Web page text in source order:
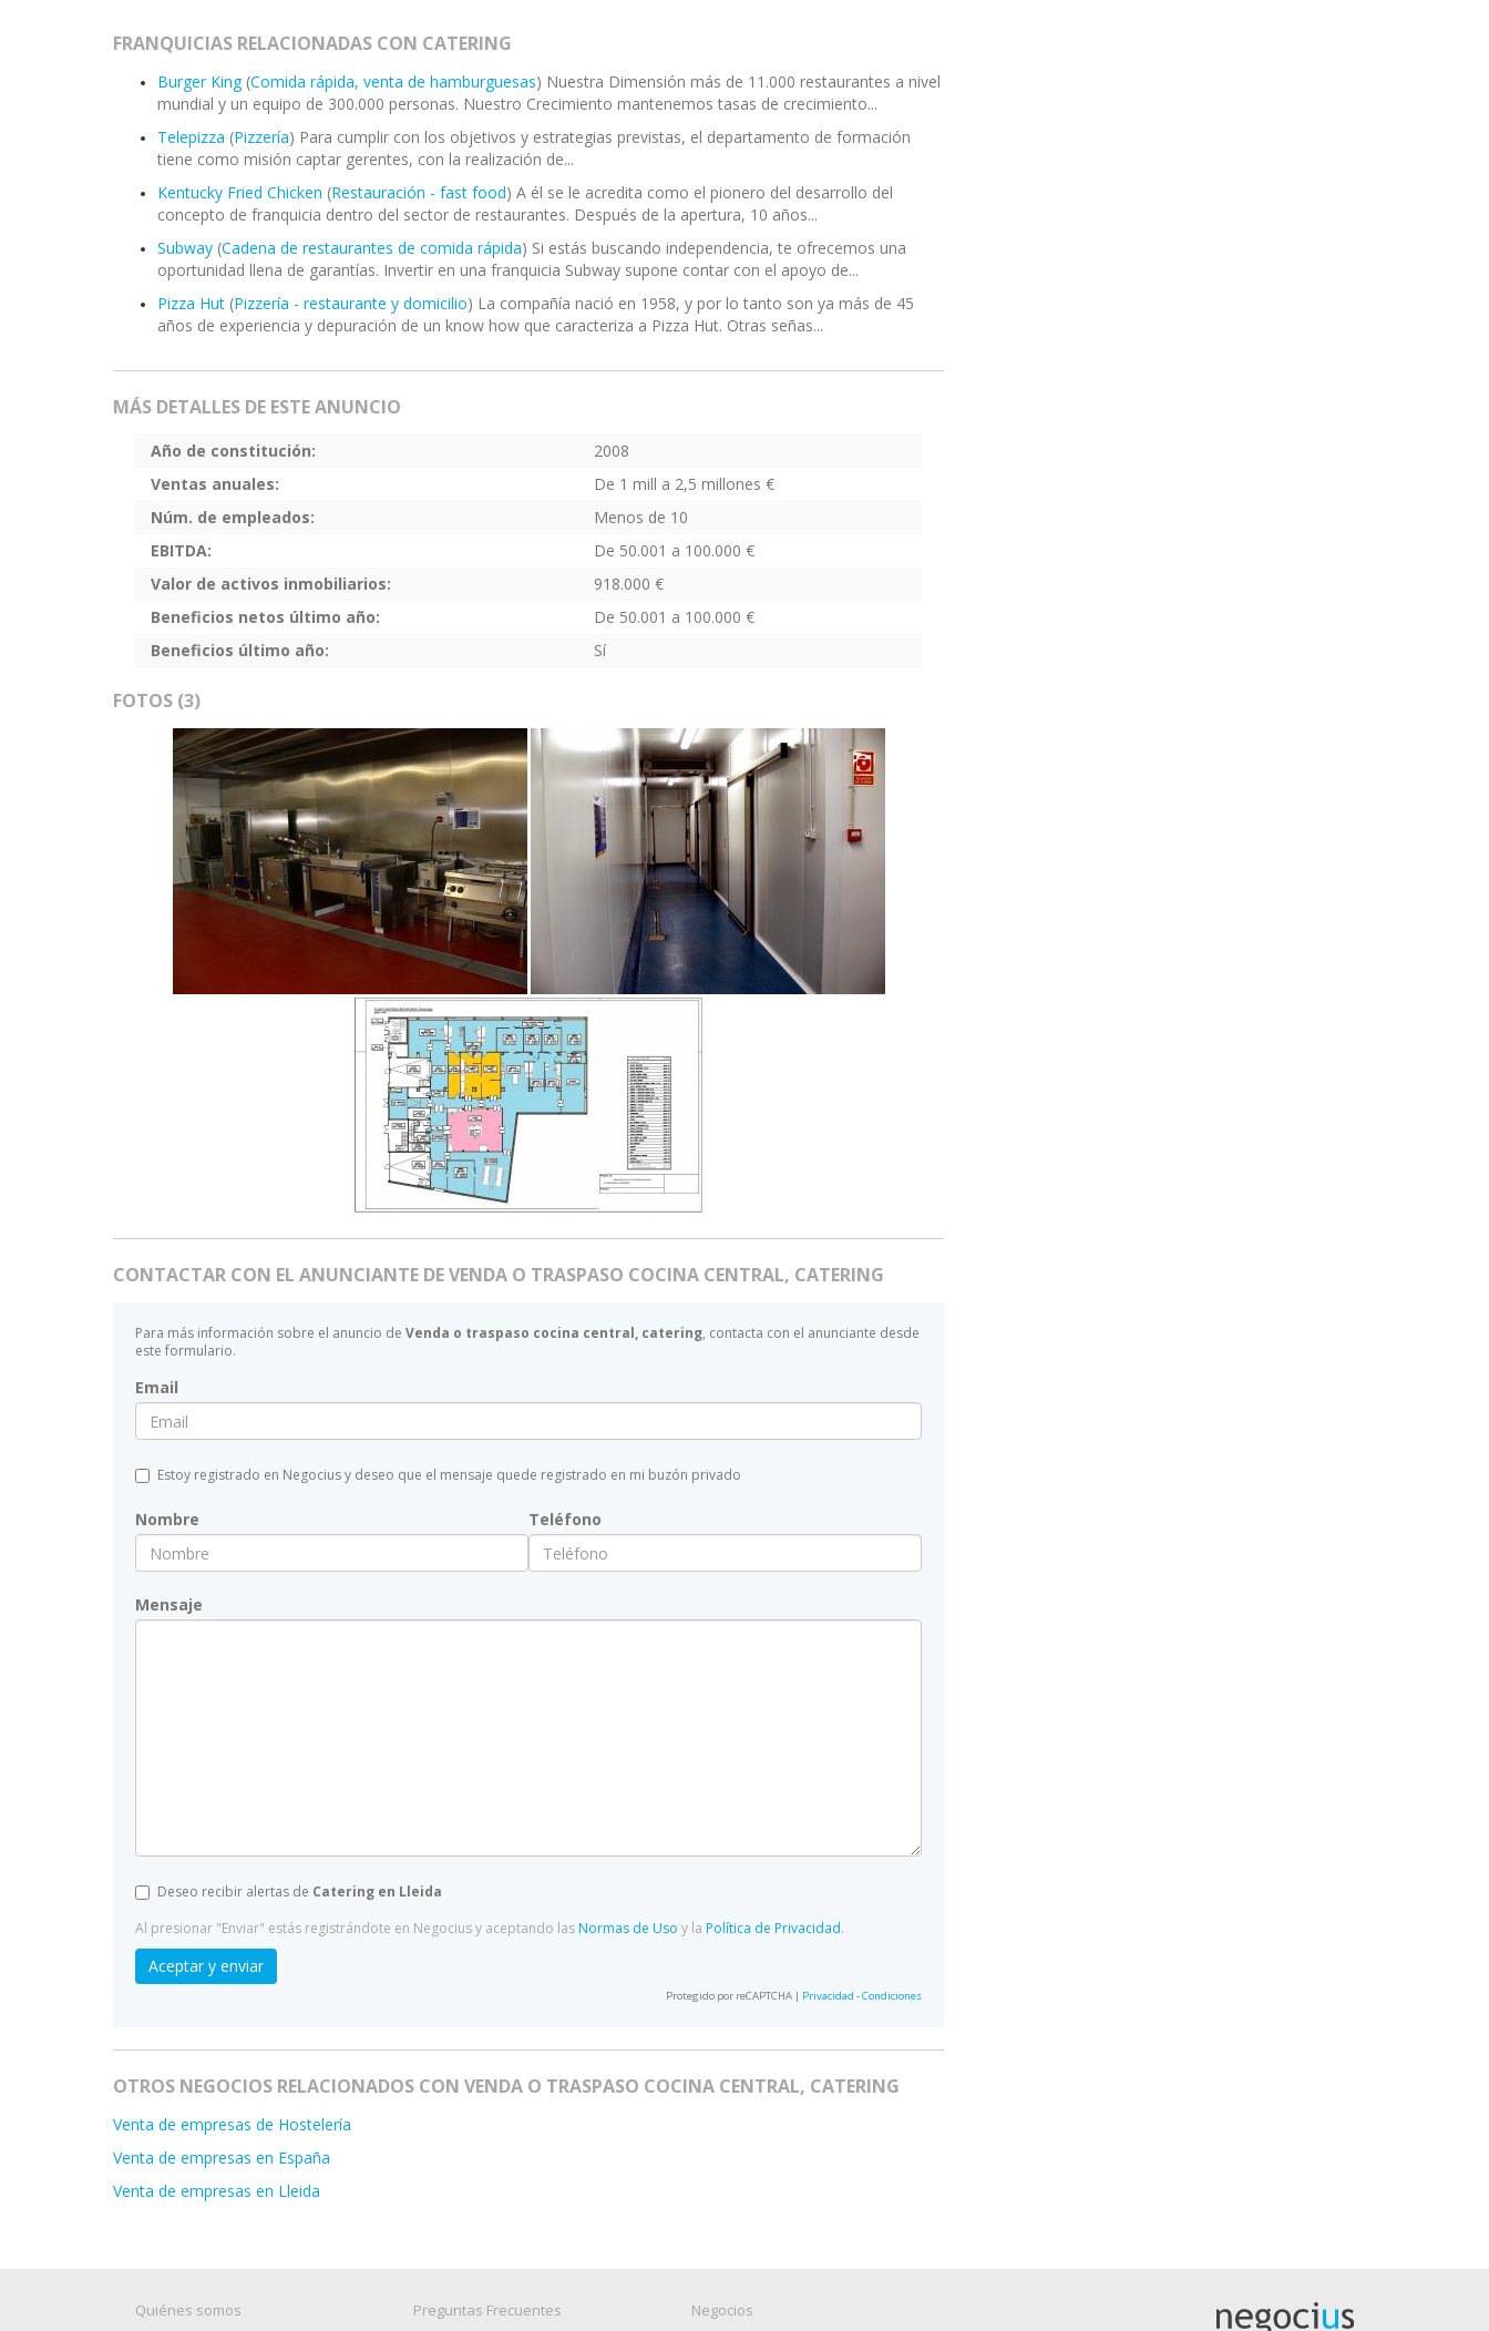
FRANQUICIAS RELACIONADAS CON CATERING
Burger King (Comida rápida, venta de hamburguesas) Nuestra Dimensión más de 11.000 restaurantes a nivel
mundial y un equipo de 300.000 personas. Nuestro Crecimiento mantenemos tasas de crecimiento...
Telepizza (Pizzería) Para cumplir con los objetivos y estrategias previstas, el departamento de formación
tiene como misión captar gerentes, con la realización de...
Kentucky Fried Chicken (Restauración - fast food) A él se le acredita como el pionero del desarrollo del
concepto de franquicia dentro del sector de restaurantes. Después de la apertura, 10 años...
Subway (Cadena de restaurantes de comida rápida) Si estás buscando independencia, te ofrecemos una
oportunidad llena de garantías. Invertir en una franquicia Subway supone contar con el apoyo de...
Pizza Hut (Pizzería - restaurante y domicilio) La compañía nació en 1958, y por lo tanto son ya más de 45
años de experiencia y depuración de un know how que caracteriza a Pizza Hut. Otras señas...
MÁS DETALLES DE ESTE ANUNCIO
Año de constitución:
2008
Ventas anuales:
De 1 mill a 2,5 millones €
Núm. de empleados:
Menos de 10
EBITDA:
De 50.001 a 100.000 €
Valor de activos inmobiliarios:
918.000 €
Beneficios netos último año:
De 50.001 a 100.000 €
Beneficios último año:
Sí
FOTOS (3)
CONTACTAR CON EL ANUNCIANTE DE VENDA O TRASPASO COCINA CENTRAL, CATERING
Para más información sobre el anuncio de Venda o traspaso cocina central, catering, contacta con el anunciante desde
este formulario.
Email
Estoy registrado en Negocius y deseo que el mensaje quede registrado en mi buzón privado
Nombre Teléfono
Mensaje
Deseo recibir alertas de Catering en Lleida
Al presionar "Enviar" estás registrándote en Negocius y aceptando las Normas de Uso y la Política de Privacidad.
Aceptar y enviar
Protegido por reCAPTCHA | Privacidad -Condiciones
OTROS NEGOCIOS RELACIONADOS CON VENDA O TRASPASO COCINA CENTRAL, CATERING
Venta de empresas de Hostelería
Venta de empresas en España
Venta de empresas en Lleida
Quiénes somos Preguntas Frecuentes Negocios